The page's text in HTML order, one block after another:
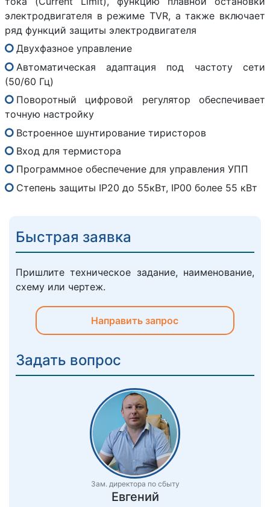
электродвигателя в режиме TVR, а также включает
ряд функций защиты электродвигателя
Двухфазное управление
Автоматическая адаптация под частоту сети
(50/60 Гц)
Поворотный цифровой регулятор обеспечивает
точную настройку
Встроенное шунтирование тиристоров
Вход для термистора
Программное обеспечение для управления УПП
Степень защиты IP20 до 55кВт, IP00 более 55 кВт
Быстрая заявка
Пришлите техническое задание, наименование,
схему или чертеж.
Направить запрос
Задать вопрос
Зам. директора по сбыту
Евгений